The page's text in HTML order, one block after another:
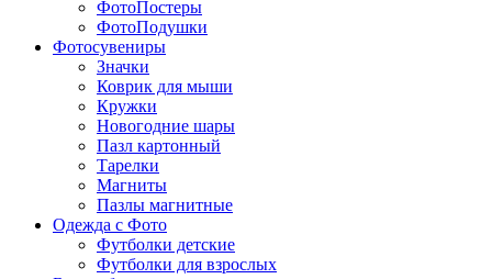
ФотоПостеры
ФотоПодушки
Фотоcувениры
Значки
Коврик для мыши
Кружки
Новогодние шары
Пазл картонный
Тарелки
Магниты
Пазлы магнитные
Одежда с Фото
Футболки детские
Футболки для взрослых